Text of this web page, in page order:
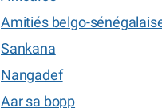
Amitiés belgo-
Sankana
Nangadef
Aar sa bopp